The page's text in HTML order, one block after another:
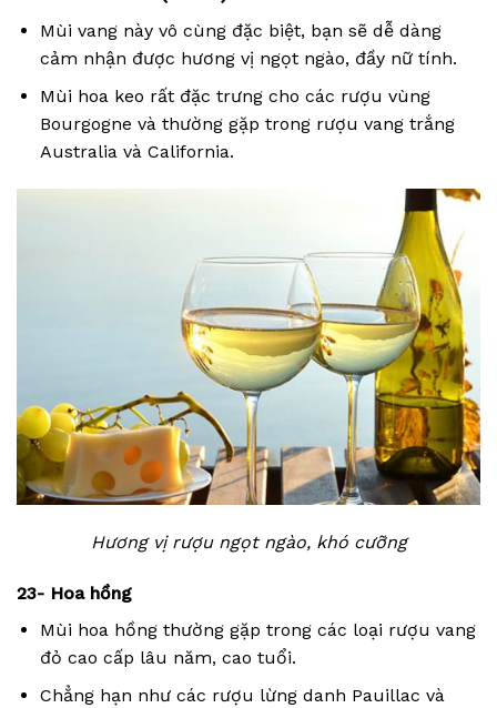
Mùi vang này vô cùng đặc biệt, bạn sẽ dễ dàng
cảm nhận được hương vị ngọt ngào, đầy nữ tính.
Mùi hoa keo rất đặc trưng cho các rượu vùng
Bourgogne và thường gặp trong rượu vang trắng
Australia và California.
Hương vị rượu ngọt ngào, khó cưỡng
23- Hoa hồng
Mùi hoa hồng thường gặp trong các loại rượu vang
đỏ cao cấp lâu năm, cao tuổi.
Chẳng hạn như các rượu lừng danh Pauillac và